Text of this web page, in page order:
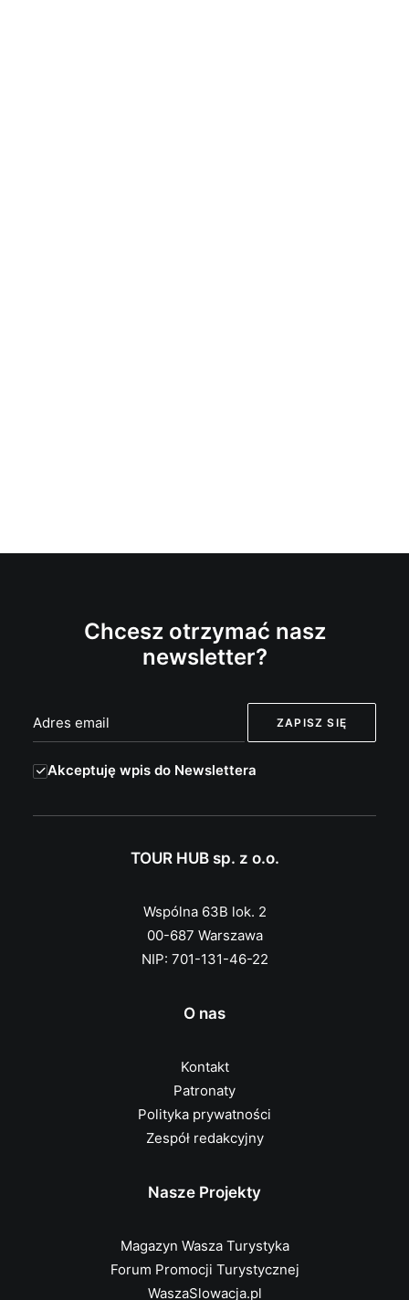
Chcesz otrzymać nasz
newsletter?
Akceptuję wpis do Newslettera
TOUR HUB sp. z o.o.
Wspólna 63B lok. 2
00-687 Warszawa
NIP: 701-131-46-22
O nas
Kontakt
Patronaty
Polityka prywatności
Zespół redakcyjny
Nasze Projekty
Magazyn Wasza Turystyka
Forum Promocji Turystycznej
WaszaSlowacja.pl